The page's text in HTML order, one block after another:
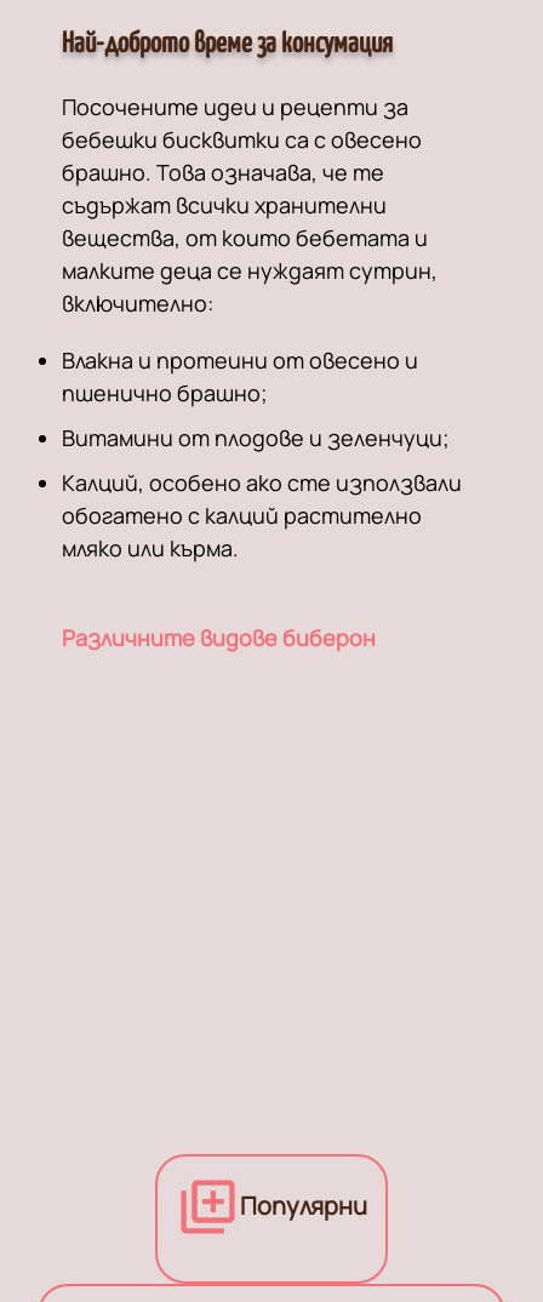
Най-доброто време за консумация
Посочените идеи и рецепти за
бебешки бисквитки са с овесено
брашно. Това означава, че те
съдържат всички хранителни
вещества, от които бебетата и
малките деца се нуждаят сутрин,
включително:
Влакна и протеини от овесено и
пшенично брашно;
Витамини от плодове и зеленчуци;
Калций, особено ако сте използвали
обогатено с калций растително
мляко или кърма.
Различните видове биберон
Популярни